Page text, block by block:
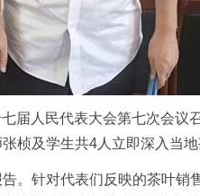
届人民代表大会第七次会议
及学生共4人立即深入当地
告。针对代表们反映的茶叶